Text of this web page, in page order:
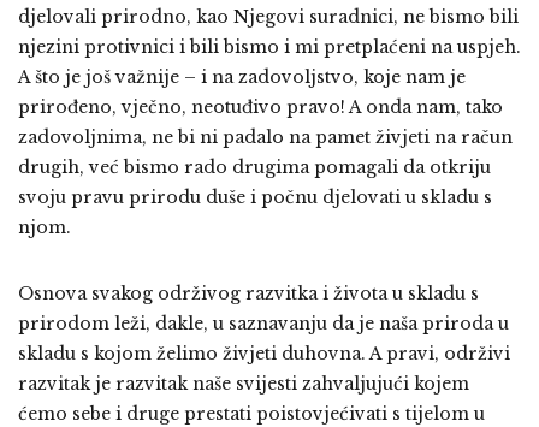
djelovali prirodno, kao Njegovi suradnici, ne bismo bili
njezini protivnici i bili bismo i mi pretplaćeni na uspjeh.
A što je još važnije – i na zadovoljstvo, koje nam je
prirođeno, vječno, neotuđivo pravo! A onda nam, tako
zadovoljnima, ne bi ni padalo na pamet živjeti na račun
drugih, već bismo rado drugima pomagali da otkriju
svoju pravu prirodu duše i počnu djelovati u skladu s
njom.
Osnova svakog održivog razvitka i života u skladu s
prirodom leži, dakle, u saznavanju da je naša priroda u
skladu s kojom želimo živjeti duhovna. A pravi, održivi
razvitak je razvitak naše svijesti zahvaljujući kojem
ćemo sebe i druge prestati poistovjećivati s tijelom u